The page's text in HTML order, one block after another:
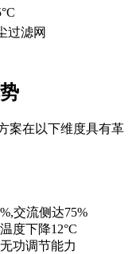
过滤网
案在以下维度具有革
交流侧达75%
度下降12°C
功调节能力